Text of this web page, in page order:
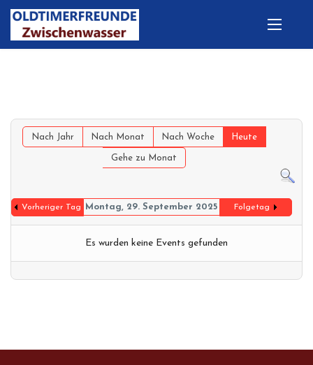
Nach Jahr Nach Monat Nach Woche Heute
Gehe zu Monat
Vorheriger Tag Montag, 29. September 2025 Folgetag
Es wurden keine Events gefunden